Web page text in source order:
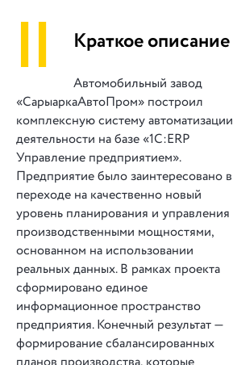
|| Краткое описание
Автомобильный завод
«СарыаркаАвтоПром» построил
комплексную систему автоматизации
деятельности на базе «1С:ERP
Управление предприятием».
Предприятие было заинтересовано в
переходе на качественно новый
уровень планирования и управления
производственными мощностями,
основанном на использовании
реальных данных. В рамках проекта
сформировано единое
информационное пространство
предприятия. Конечный результат —
формирование сбалансированных